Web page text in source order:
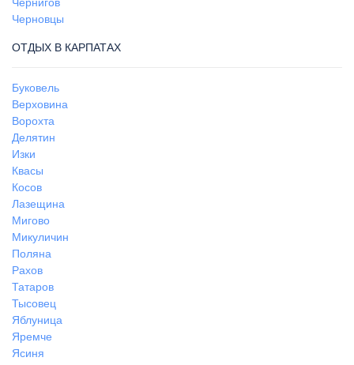
Черновцы
ОТДЫХ В КАРПАТАХ
Буковель
Верховина
Ворохта
Делятин
Изки
Квасы
Косов
Лазещина
Мигово
Микуличин
Поляна
Рахов
Татаров
Тысовец
Яблуница
Яремче
Ясиня